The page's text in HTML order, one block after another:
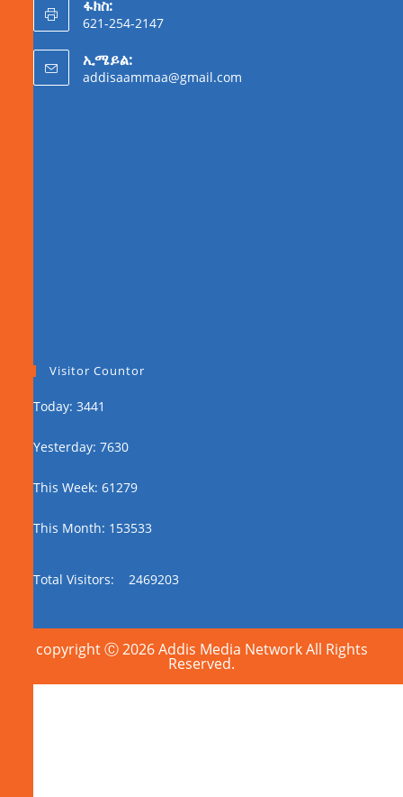
ፋክስ:
621-254-2147
ኢሜይል:
addisaammaa@gmail.com
Visitor Countor
Today: 3441
Yesterday: 7630
This Week: 61279
This Month: 153533
Total Visitors: 2469203
copyright Ⓒ 2026 Addis Media Network All Rights
Reserved.